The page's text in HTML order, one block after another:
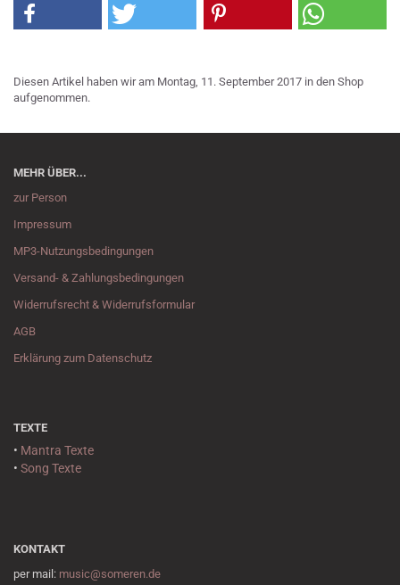
Diesen Artikel haben wir am Montag, 11. September 2017 in den Shop
aufgenommen.
MEHR ÜBER...
zur Person
Impressum
MP3-Nutzungsbedingungen
Versand- & Zahlungsbedingungen
Widerrufsrecht & Widerrufsformular
AGB
Erklärung zum Datenschutz
TEXTE
• Mantra Texte
• Song Texte
KONTAKT
per mail: music@someren.de